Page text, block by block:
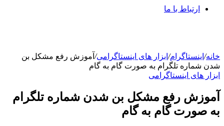
ارتباط با ما
خانه/ اینستاگرام/ ابزار های اینستاگرامی/ آموزش رفع مشکل بن
شدن شماره تلگرام به صورت گام به گام
ابزار های اینستاگرامی
آموزش رفع مشکل بن شدن شماره تلگرام
به صورت گام به گام